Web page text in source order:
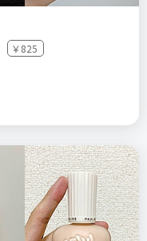
￥825